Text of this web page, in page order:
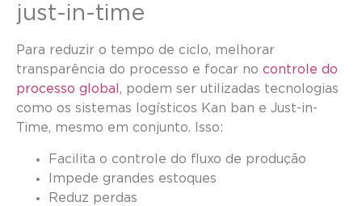
just-in-time
Para reduzir o tempo de ciclo, melhorar
transparência do processo e focar no controle do
processo global , podem ser utilizadas tecnologias
como os sistemas logísticos Kan ban e Just-in-
Time, mesmo em conjunto. Isso:
Facilita o controle do fluxo de produção
Impede grandes estoques
Reduz perdas